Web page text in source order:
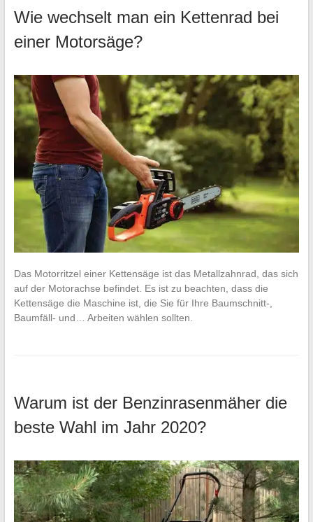
Wie wechselt man ein Kettenrad bei
einer Motorsäge?
Das Motorritzel einer Kettensäge ist das Metallzahnrad, das sich
auf der Motorachse befindet. Es ist zu beachten, dass die
Kettensäge die Maschine ist, die Sie für Ihre Baumschnitt-,
Baumfäll- und… Arbeiten wählen sollten.
Warum ist der Benzinrasenmäher die
beste Wahl im Jahr 2020?